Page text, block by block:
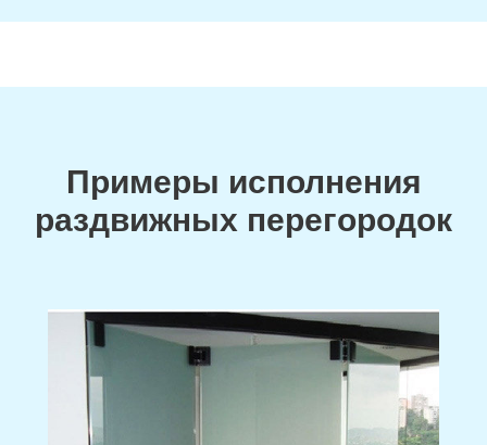
Примеры исполнения
раздвижных перегородок